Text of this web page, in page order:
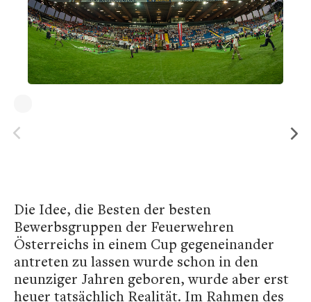
Die Idee, die Besten der besten
Bewerbsgruppen der Feuerwehren
Österreichs in einem Cup gegeneinander
antreten zu lassen wurde schon in den
neunziger Jahren geboren, wurde aber erst
heuer tatsächlich Realität. Im Rahmen des